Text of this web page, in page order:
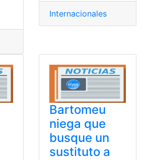
Internacionales
Bartomeu
niega que
busque un
sustituto a